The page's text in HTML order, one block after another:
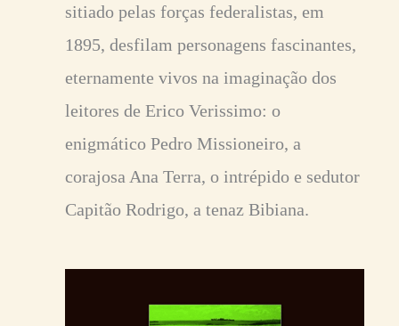
sitiado pelas forças federalistas, em
1895, desfilam personagens fascinantes,
eternamente vivos na imaginação dos
leitores de Erico Verissimo: o
enigmático Pedro Missioneiro, a
corajosa Ana Terra, o intrépido e sedutor
Capitão Rodrigo, a tenaz Bibiana.